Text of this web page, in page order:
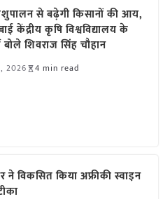
से बढ़ेगी किसानों की आय,
केंद्रीय कृषि विश्वविद्यालय के
बोले शिवराज सिंह चौहान
2026 4 min read
विकसित किया अफ्रीकी स्वाइन